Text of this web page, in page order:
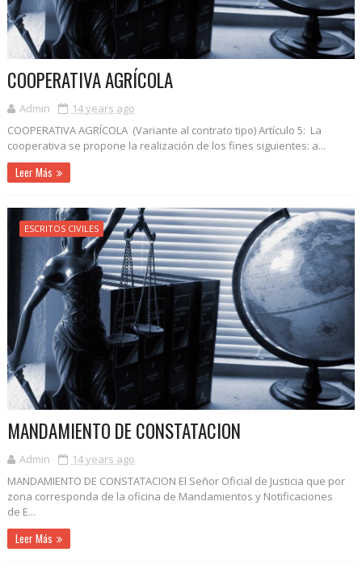
COOPERATIVA AGRÍCOLA
Admin
14 years ago
COOPERATIVA AGRÍCOLA (Variante al contrato tipo) Artículo 5: La
cooperativa se propone la realización de los fines siguientes: a...
Leer Más
ESCRITOS CIVILES
MANDAMIENTO DE CONSTATACION
Admin
14 years ago
MANDAMIENTO DE CONSTATACION El Señor Oficial de Justicia que por
zona corresponda de la oficina de Mandamientos y Notificaciones
de E...
Leer Más